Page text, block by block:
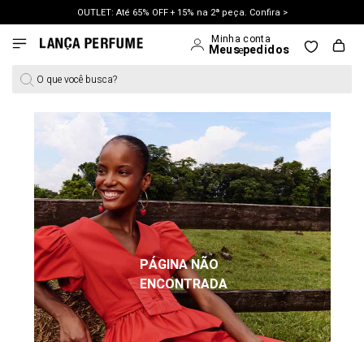
OUTLET: Até 65% OFF + 15% na 2ª peça. Confira >
O que você busca?
PÁGINA NÃO
ENCONTRADA